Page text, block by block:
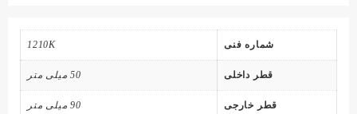
شماره فنی 1210K
قطر داخلی 50 میلی متر
قطر خارجی 90 میلی متر